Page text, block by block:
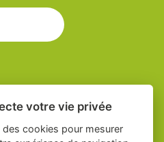
votre vie privée
cookies pour mesurer